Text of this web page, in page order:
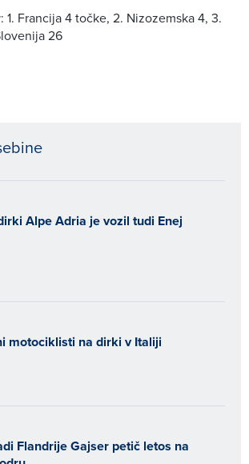
1. Francija 4 točke, 2. Nizozemska 4, 3.
26
Alpe Adria je vozil tudi Enej
motociklisti na dirki v Italiji
Flandrije Gajser petič letos na